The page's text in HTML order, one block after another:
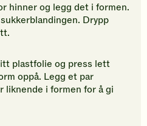
hinner og legg det i formen.
Drypp
plastfolie og press lett
oppå. Legg et par
liknende i formen for å gi